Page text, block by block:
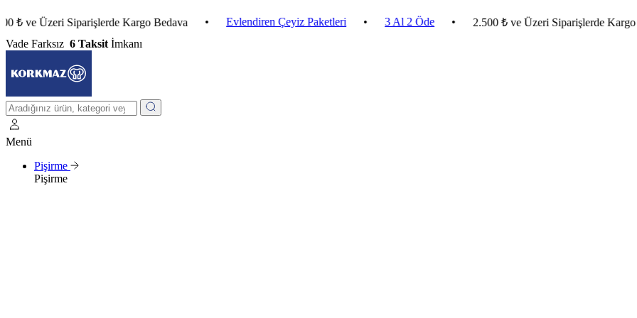
Üzeri Siparişlerde Kargo Bedava • Evlendiren Çeyiz Paketleri • 3 Al 2 Öde • 2.500 ₺ ve Üzeri Siparişlerde Kargo Bedava
Vade Farksız 6 Taksit İmkanı
Menü
Pişirme
Pişirme